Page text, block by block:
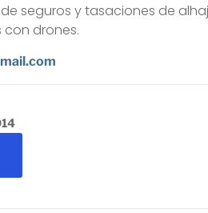
seguros y tasaciones de
con drones.